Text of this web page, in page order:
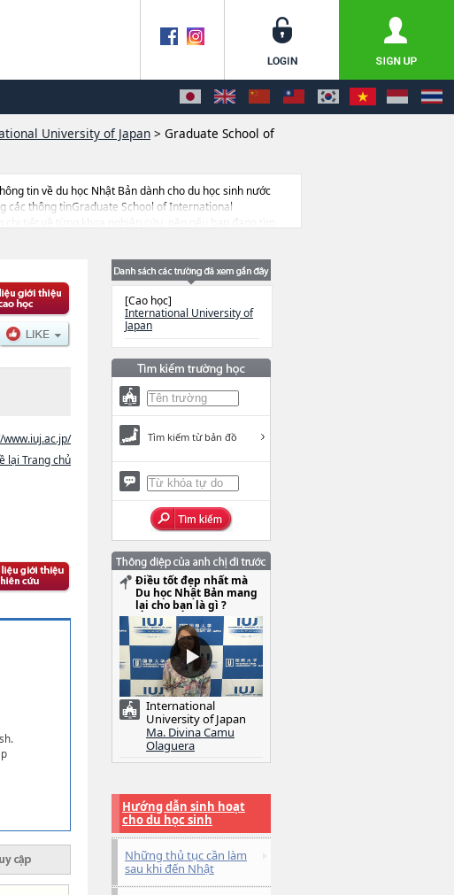
University of Japan > Graduate School of
tin về du học Nhật Bản dành cho du học sinh nước
các thông tinGraduate School of International
tiết về từng khoa nghiên cứu, nên nếu bạn đang tìm
www.iuj.ac.jp/
lại Trang chủ
[Cao học]
International University of
Japan
Tìm kiếm từ bản đồ
Điều tốt đẹp nhất mà
Du học Nhật Bản mang
lại cho bạn là gì ?
International
University of Japan
Ma. Divina Camu
Olaguera
Hướng dẫn sinh hoạt
cho du học sinh
Những thủ tục cần làm
sau khi đến Nhật